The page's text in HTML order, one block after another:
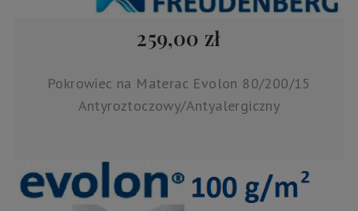
259,00 zł
Pokrowiec na Materac Evolon 80/200/15
Antyroztoczowy/Antyalergiczny